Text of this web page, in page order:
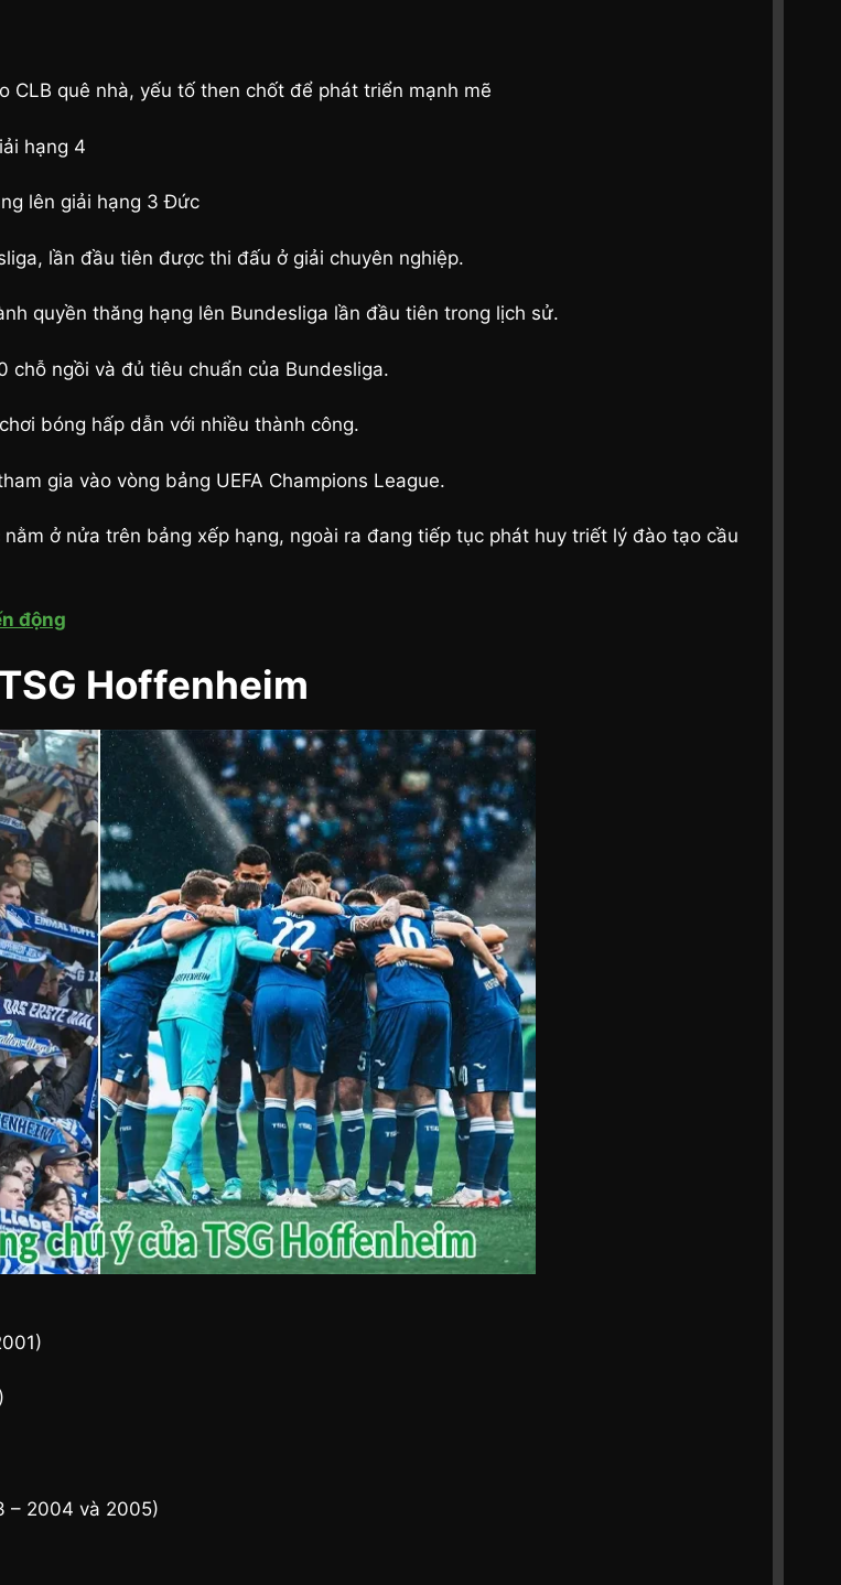
quê nhà, yếu tố then chốt để phát triển mạnh mẽ
hạng 4
lên giải hạng 3 Đức
lần đầu tiên được thi đấu ở giải chuyên nghiệp.
quyền thăng hạng lên Bundesliga lần đầu tiên trong lịch sử.
ngồi và đủ tiêu chuẩn của Bundesliga.
bóng hấp dẫn với nhiều thành công.
gia vào vòng bảng UEFA Champions League.
ở nửa trên bảng xếp hạng, ngoài ra đang tiếp tục phát huy triết lý đào tạo cầu
động
Hoffenheim
– 2004 và 2005)